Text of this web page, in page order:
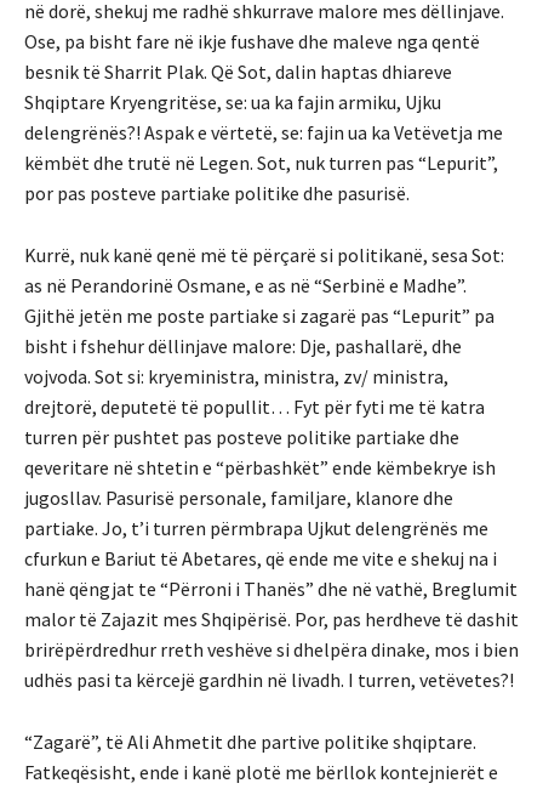
në dorë, shekuj me radhë shkurrave malore mes dëllinjave.
Ose, pa bisht fare në ikje fushave dhe maleve nga qentë
besnik të Sharrit Plak. Që Sot, dalin haptas dhiareve
Shqiptare Kryengritëse, se: ua ka fajin armiku, Ujku
delengrënës?! Aspak e vërtetë, se: fajin ua ka Vetëvetja me
këmbët dhe trutë në Legen. Sot, nuk turren pas “Lepurit”,
por pas posteve partiake politike dhe pasurisë.
Kurrë, nuk kanë qenë më të përçarë si politikanë, sesa Sot:
as në Perandorinë Osmane, e as në “Serbinë e Madhe”.
Gjithë jetën me poste partiake si zagarë pas “Lepurit” pa
bisht i fshehur dëllinjave malore: Dje, pashallarë, dhe
vojvoda. Sot si: kryeministra, ministra, zv/ ministra,
drejtorë, deputetë të popullit… Fyt për fyti me të katra
turren për pushtet pas posteve politike partiake dhe
qeveritare në shtetin e “përbashkët” ende këmbekrye ish
jugosllav. Pasurisë personale, familjare, klanore dhe
partiake. Jo, t’i turren përmbrapa Ujkut delengrënës me
cfurkun e Bariut të Abetares, që ende me vite e shekuj na i
hanë qëngjat te “Përroni i Thanës” dhe në vathë, Breglumit
malor të Zajazit mes Shqipërisë. Por, pas herdheve të dashit
brirëpërdredhur rreth veshëve si dhelpëra dinake, mos i bien
udhës pasi ta kërcejë gardhin në livadh. I turren, vetëvetes?!
“Zagarë”, të Ali Ahmetit dhe partive politike shqiptare.
Fatkeqësisht, ende i kanë plotë me bërllok kontejnierët e